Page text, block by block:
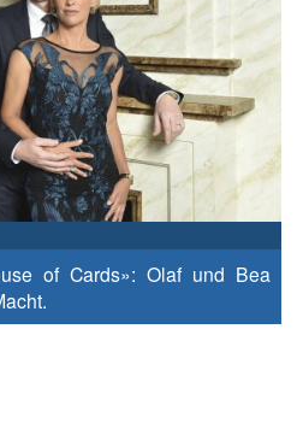
of Cards»: Olaf und Bea